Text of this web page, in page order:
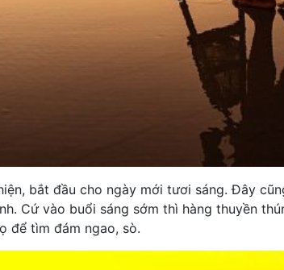
bắt đầu cho ngày mới tươi sáng. Đây
Cứ vào buổi sáng sớm thì hàng thuyền
để tìm đám ngao, sò.